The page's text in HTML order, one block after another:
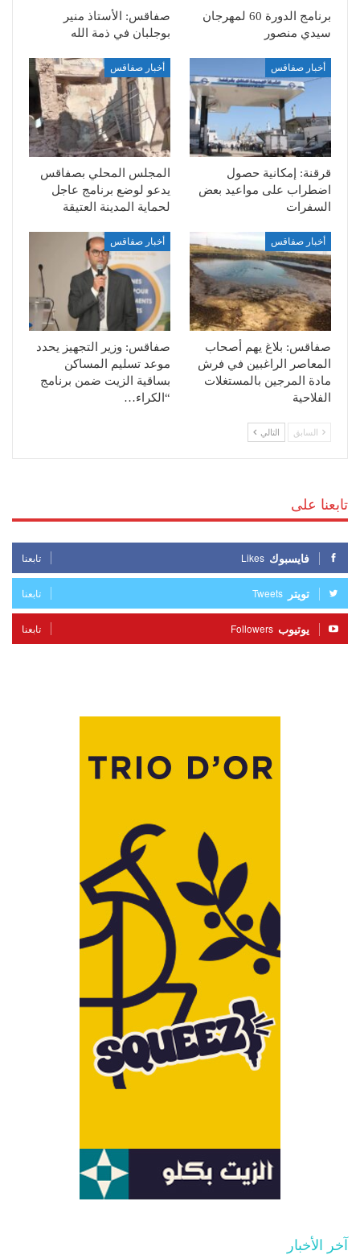
برنامج الدورة 60 لمهرجان
سيدي منصور
صفاقس: الأستاذ منير
بوجلبان في ذمة الله
أخبار صفاقس
قرقنة: إمكانية حصول
اضطراب على مواعيد بعض
السفرات
أخبار صفاقس
المجلس المحلي بصفاقس
يدعو لوضع برنامج عاجل
لحماية المدينة العتيقة
أخبار صفاقس
صفاقس: بلاغ يهم أصحاب
المعاصر الراغبين في فرش
مادة المرجين بالمستغلات
الفلاحية
أخبار صفاقس
صفاقس: وزير التجهيز يحدد
موعد تسليم المساكن
بساقية الزيت ضمن برنامج
“الكراء…
السابق التالي
تابعنا على
فايسبوك Likes تابعنا
تويتر Tweets تابعنا
يوتيوب Followers تابعنا
آخر الأخبار